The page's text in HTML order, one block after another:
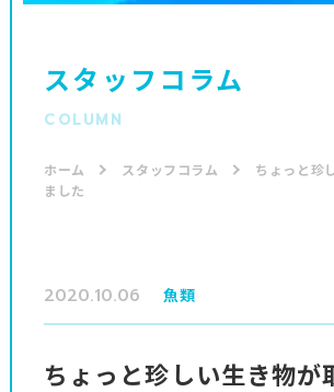
スタッフコラム
COLUMN
ホーム スタッフコラム
ちょっと珍
ました
2020.10.06 魚類
ちょっと珍しい生き物が